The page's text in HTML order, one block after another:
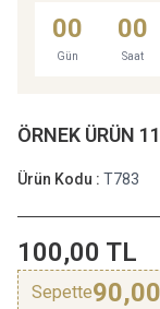
00
Gün
00
Saat
ÖRNEK ÜRÜN
Ürün Kodu : T783
100,00 TL
Sepette90,00